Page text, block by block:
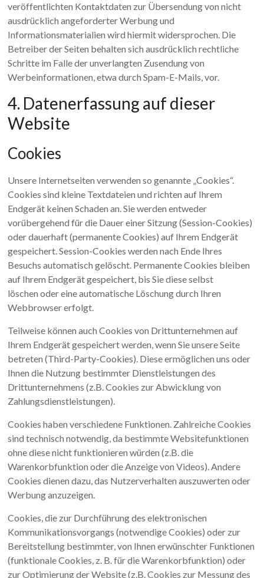
veröffentlichten Kontaktdaten zur Übersendung von nicht
ausdrücklich angeforderter Werbung und
Informationsmaterialien wird hiermit widersprochen. Die
Betreiber der Seiten behalten sich ausdrücklich rechtliche
Schritte im Falle der unverlangten Zusendung von
Werbeinformationen, etwa durch Spam-E-Mails, vor.
4. Datenerfassung auf dieser
Website
Cookies
Unsere Internetseiten verwenden so genannte „Cookies“.
Cookies sind kleine Textdateien und richten auf Ihrem
Endgerät keinen Schaden an. Sie werden entweder
vorübergehend für die Dauer einer Sitzung (Session-Cookies)
oder dauerhaft (permanente Cookies) auf Ihrem Endgerät
gespeichert. Session-Cookies werden nach Ende Ihres
Besuchs automatisch gelöscht. Permanente Cookies bleiben
auf Ihrem Endgerät gespeichert, bis Sie diese selbst
löschen oder eine automatische Löschung durch Ihren
Webbrowser erfolgt.
Teilweise können auch Cookies von Drittunternehmen auf
Ihrem Endgerät gespeichert werden, wenn Sie unsere Seite
betreten (Third-Party-Cookies). Diese ermöglichen uns oder
Ihnen die Nutzung bestimmter Dienstleistungen des
Drittunternehmens (z.B. Cookies zur Abwicklung von
Zahlungsdienstleistungen).
Cookies haben verschiedene Funktionen. Zahlreiche Cookies
sind technisch notwendig, da bestimmte Websitefunktionen
ohne diese nicht funktionieren würden (z.B. die
Warenkorbfunktion oder die Anzeige von Videos). Andere
Cookies dienen dazu, das Nutzerverhalten auszuwerten oder
Werbung anzuzeigen.
Cookies, die zur Durchführung des elektronischen
Kommunikationsvorgangs (notwendige Cookies) oder zur
Bereitstellung bestimmter, von Ihnen erwünschter Funktionen
(funktionale Cookies, z. B. für die Warenkorbfunktion) oder
zur Optimierung der Website (z.B. Cookies zur Messung des